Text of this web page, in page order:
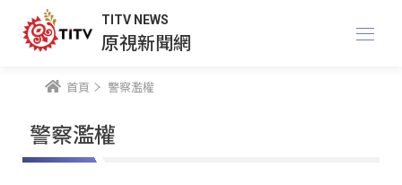
TITV NEWS
原視新聞網
首頁 警察濫權
警察濫權